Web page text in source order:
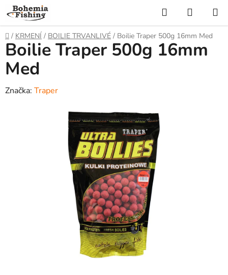
Přejít
na
obsah
Hledat
KOŠÍK
Domů
/ KRMENÍ / BOILIE TRVANLIVÉ / Boilie Traper 500g 16mm Med
Boilie Traper 500g 16mm
Med
Značka: Traper